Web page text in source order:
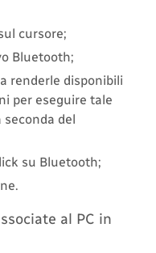
cursore;
Bluetooth;
renderle disponibili
per eseguire tale
seconda del
su Bluetooth;
al PC in